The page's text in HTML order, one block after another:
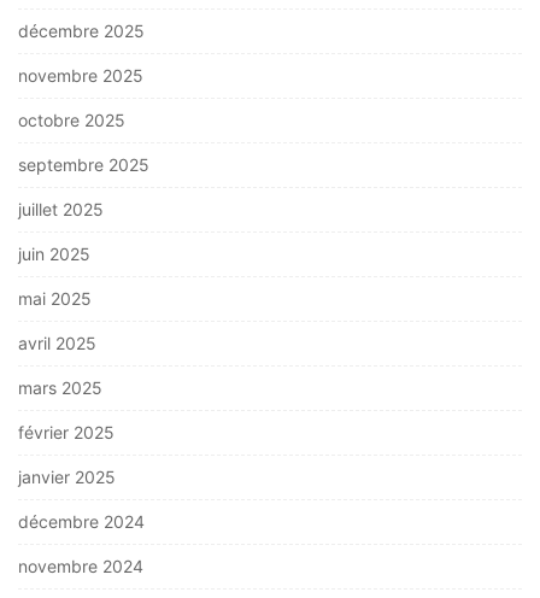
décembre 2025
novembre 2025
octobre 2025
septembre 2025
juillet 2025
juin 2025
mai 2025
avril 2025
mars 2025
février 2025
janvier 2025
décembre 2024
novembre 2024